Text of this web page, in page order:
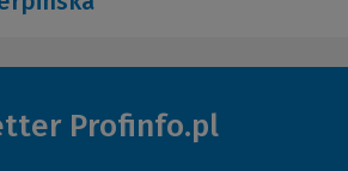
Profinfo.pl